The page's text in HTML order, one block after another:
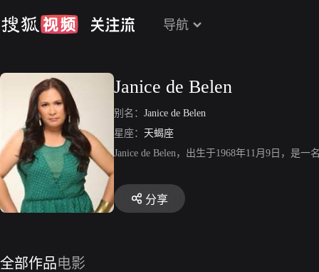
导航
Janice de Belen
别名： Janice de Belen
星座： 天蝎座
Janice de Belen，出生于1968年11月9日，是
分享
全部作品电影